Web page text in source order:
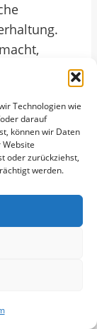
Technologien wie
darauf
können wir Daten
oder zurückziehst,
werden.
auf